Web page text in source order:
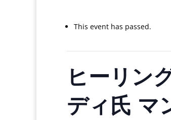
This event has passed.
ヒーリン
ディ氏 マ